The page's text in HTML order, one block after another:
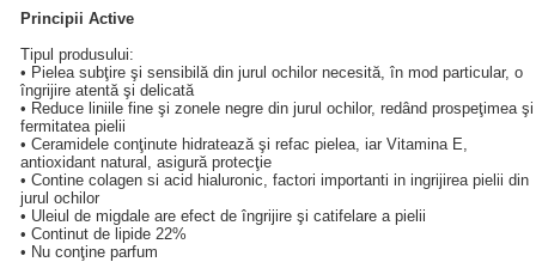
Principii Active
Tipul produsului:
• Pielea subţire şi sensibilă din jurul ochilor necesită, în mod particular, o
îngrijire atentă şi delicată
• Reduce liniile fine şi zonele negre din jurul ochilor, redând prospeţimea şi
fermitatea pielii
• Ceramidele conţinute hidratează şi refac pielea, iar Vitamina E,
antioxidant natural, asigură protecţie
• Contine colagen si acid hialuronic, factori importanti in ingrijirea pielii din
jurul ochilor
• Uleiul de migdale are efect de îngrijire şi catifelare a pielii
• Continut de lipide 22%
• Nu conţine parfum